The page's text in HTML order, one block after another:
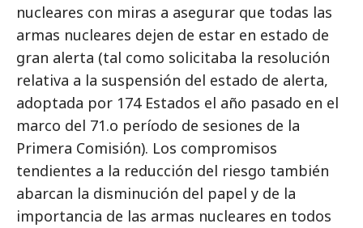
nucleares con miras a asegurar que todas las
armas nucleares dejen de estar en estado de
gran alerta (tal como solicitaba la resolución
relativa a la suspensión del estado de alerta,
adoptada por 174 Estados el año pasado en el
marco del 71.o período de sesiones de la
Primera Comisión). Los compromisos
tendientes a la reducción del riesgo también
abarcan la disminución del papel y de la
importancia de las armas nucleares en todos